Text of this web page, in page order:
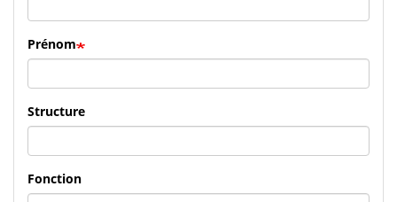
Prénom
Structure
Fonction